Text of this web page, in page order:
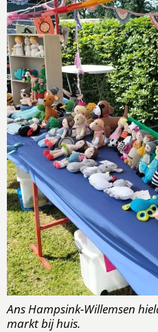
Ans Hampsink-Willemsen
markt bij huis.